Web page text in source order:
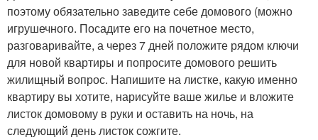
поэтому обязательно заведите себе домового (можно
игрушечного. Посадите его на почетное место,
разговаривайте, а через 7 дней положите рядом ключи
для новой квартиры и попросите домового решить
жилищный вопрос. Напишите на листке, какую именно
квартиру вы хотите, нарисуйте ваше жилье и вложите
листок домовому в руки и оставить на ночь, на
следующий день листок сожгите.